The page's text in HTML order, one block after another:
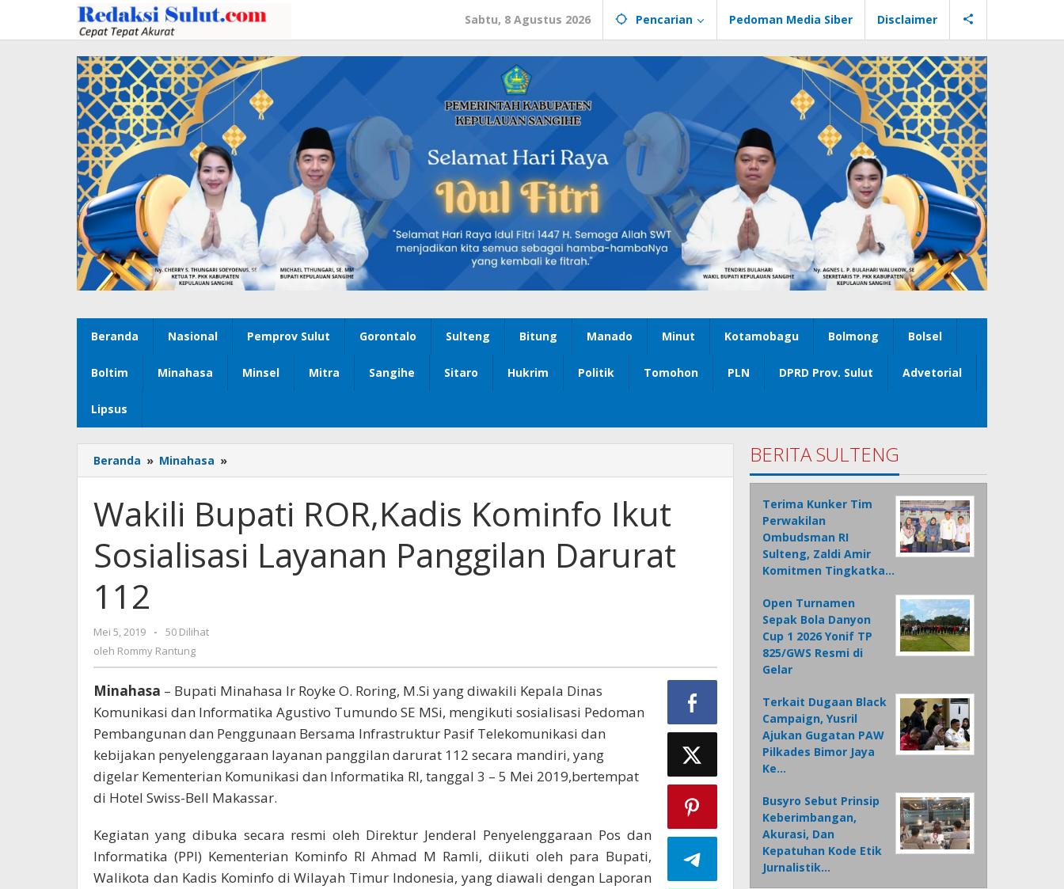
konten
Sabtu, 8 Agustus 2026 Pencarian Pedoman Media Siber Disclaimer
Beranda Nasional Pemprov Sulut Gorontalo Sulteng Bitung Manado Minut Kotamobagu Bolmong Bolsel
Boltim Minahasa Minsel Mitra Sangihe Sitaro Hukrim Politik Tomohon PLN DPRD Prov. Sulut Advetorial
Lipsus
Beranda » Minahasa »
Bupati
Kominfo
Ikut
Sosialisasi
Layanan
Wakili Bupati ROR,Kadis Kominfo Ikut
Sosialisasi Layanan Panggilan Darurat
112
Mei 5, 2019
oleh
Rommy
Rantung
-
50 Dilihat
oleh Rommy Rantung
Minahasa – Bupati Minahasa Ir Royke O. Roring, M.Si yang diwakili Kepala Dinas
Komunikasi dan Informatika Agustivo Tumundo SE MSi, mengikuti sosialisasi Pedoman
Pembangunan dan Penggunaan Bersama Infrastruktur Pasif Telekomunikasi dan
kebijakan penyelenggaraan layanan panggilan darurat 112 secara mandiri, yang
digelar Kementerian Komunikasi dan Informatika RI, tanggal 3 – 5 Mei 2019,bertempat
di Hotel Swiss-Bell Makassar.
Kegiatan yang dibuka secara resmi oleh Direktur Jenderal Penyelenggaraan Pos dan
Informatika (PPI) Kementerian Kominfo RI Ahmad M Ramli, diikuti oleh para Bupati,
Walikota dan Kadis Kominfo di Wilayah Timur Indonesia, yang diawali dengan Laporan
BERITA SULTENG
Terima Kunker Tim
Perwakilan
Ombudsman RI
Sulteng, Zaldi Amir
Komitmen Tingkatka…
Open Turnamen
Sepak Bola Danyon
Cup 1 2026 Yonif TP
825/GWS Resmi di
Gelar
Terkait Dugaan Black
Campaign, Yusril
Ajukan Gugatan PAW
Pilkades Bimor Jaya
Ke…
Busyro Sebut Prinsip
Keberimbangan,
Akurasi, Dan
Kepatuhan Kode Etik
Jurnalistik…